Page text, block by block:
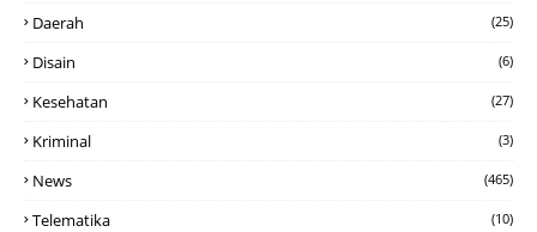
Daerah (25)
Disain (6)
Kesehatan (27)
Kriminal (3)
News (465)
Telematika (10)